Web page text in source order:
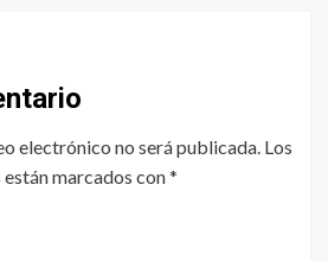
electrónico no será publicada. Los
marcados con*